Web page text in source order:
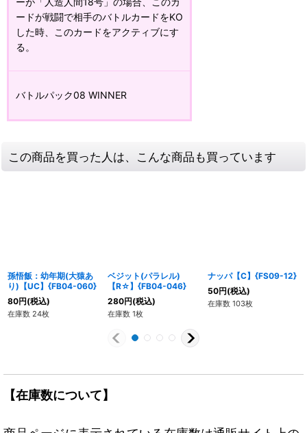
ードが戦闘で相手のバトルカードをKO
した時、このカードをアクティブにす
る。
バトルパック08 WINNER
この商品を買った人は、こんな商品も買っています
孫悟飯：幼年期(大猿あ
り)【UC】{FB04-060}
80円(税込)
在庫数 24枚
ベジット(パラレル)
【R☆】{FB04-046}
280円(税込)
在庫数 1枚
ナッパ【C】{FS09-12}
50円(税込)
在庫数 103枚
【在庫数について】